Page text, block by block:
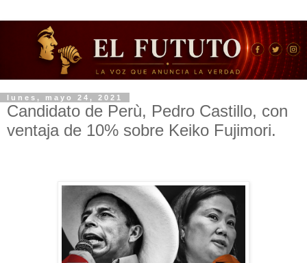
lunes, mayo 24, 2021
Candidato de Perù, Pedro Castillo, con
ventaja de 10% sobre Keiko Fujimori.